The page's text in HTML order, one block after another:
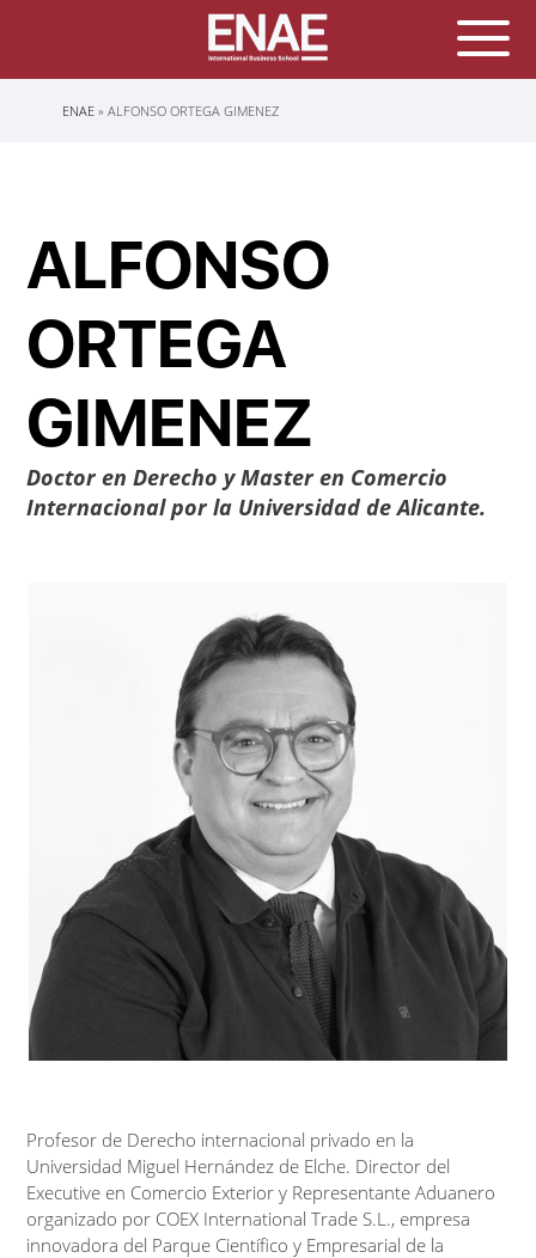
Sobrescribir
ENAE ALFONSO ORTEGA GIMENEZ
ALFONSO
ORTEGA
GIMENEZ
Doctor en Derecho y Master en Comercio
Internacional por la Universidad de Alicante.
Profesor de Derecho internacional privado en la
Universidad Miguel Hernández de Elche. Director del
Executive en Comercio Exterior y Representante Aduanero
organizado por COEX International Trade S.L., empresa
innovadora del Parque Científico y Empresarial de la